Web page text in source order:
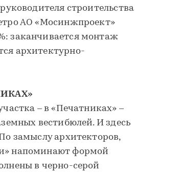
строительства
АО «Мосинжпроект»
заканчивается монтаж
архитектурно-
– в «Печатниках» –
вестибюлей. И здесь
замыслу архитекторов,
напоминают формой
в черно-серой